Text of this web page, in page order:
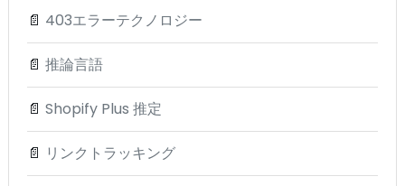
📄 403エラーテクノロジー
📄 推論言語
📄 Shopify Plus 推定
📄 リンクトラッキング